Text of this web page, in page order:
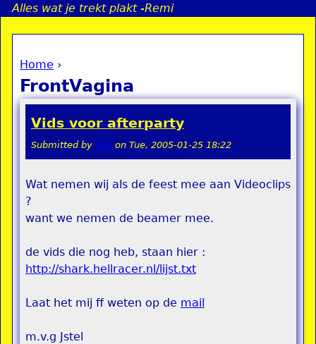
Jump to navigation
Alles wat je trekt plakt -Remi
You are here
Home ›
FrontVagina
Vids voor afterparty
Submitted by stel on Tue, 2005-01-25 18:22
Wat nemen wij als de feest mee aan Videoclips
?
want we nemen de beamer mee.
de vids die nog heb, staan hier :
http://shark.hellracer.nl/lijst.txt
Laat het mij ff weten op de mail
m.v.g Jstel